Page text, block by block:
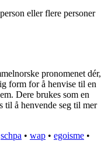
eller flere personer
pronomenet dér,
form for å henvise til en
Dere brukes som en
til å henvende seg til mer
schpa • wap • egoisme •